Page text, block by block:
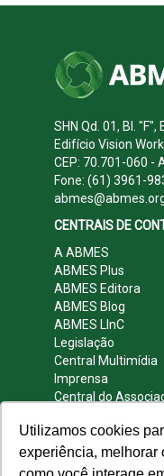
Utilizamos cookies
experiência, melhorar
SHN Qd. 01, Bl. "F",
Edifício Vision
CEP: 70.701-060 -
Fone: (61) 3961-
CENTRAIS DE
A ABMES
ABMES Plus
ABMES Editora
ABMES Blog
ABMES LInC
Legislação
Central Multimídia
Imprensa
Central do